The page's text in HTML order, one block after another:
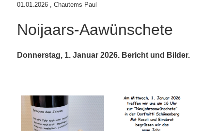
01.01.2026 , Chautems Paul
Noijaars-Aawünschete
Donnerstag, 1. Januar 2026. Bericht und Bilder.